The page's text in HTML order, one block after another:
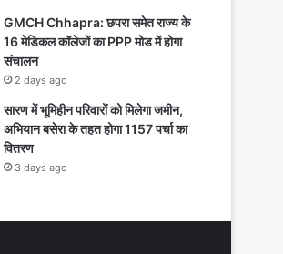
GMCH Chhapra: छपरा समेत राज्य के
16 मेडिकल कॉलेजों का PPP मोड में होगा
संचालन
2 days ago
सारण में भूमिहीन परिवारों को मिलेगा जमीन,
अभियान बसेरा के तहत होगा 1157 पर्चा का
वितरण
3 days ago